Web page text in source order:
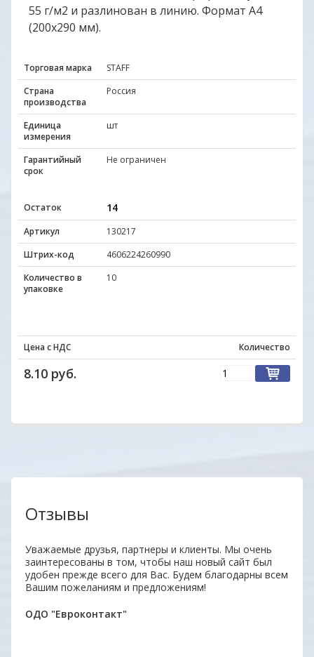
55 г/м2 и разлинован в линию. Формат А4
(200х290 мм).
Торговая марка
STAFF
Страна
производства
Россия
Единица
измерения
шт
Гарантийный
срок
Не ограничен
Остаток 14
Артикул
130217
Штрих-код
4606224260990
Количество в
упаковке
10
Цена с НДС Количество
8.10 руб.
Отзывы
Уважаемые друзья, партнеры и клиенты. Мы очень
заинтересованы в том, чтобы наш новый сайт был
удобен прежде всего для Вас. Будем благодарны всем
Вашим пожеланиям и предложениям!
ОДО "Евроконтакт"